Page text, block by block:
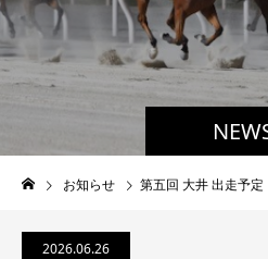
お知らせ 第五回 大井 出走予
2026.06.26